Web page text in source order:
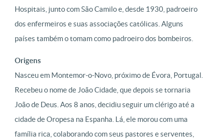
Hospitais, junto com São Camilo e, desde 1930, padroeiro
dos enfermeiros e suas associações católicas. Alguns
países também o tomam como padroeiro dos bombeiros.
Origens
Nasceu em Montemor-o-Novo, próximo de Évora, Portugal.
Recebeu o nome de João Cidade, que depois se tornaria
João de Deus. Aos 8 anos, decidiu seguir um clérigo até a
cidade de Oropesa na Espanha. Lá, ele morou com uma
família rica, colaborando com seus pastores e serventes,